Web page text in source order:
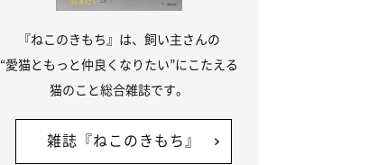
『ねこのきもち』は、飼い主さんの
“愛猫ともっと仲良くなりたい”にこたえる
猫のこと総合雑誌です。
雑誌『ねこのきもち』